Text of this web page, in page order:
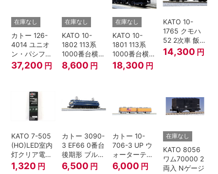
在庫なし
カトー 126-
4014 ユニオ
ン・パシフィ
ック鉄道 ビッ
グボーイ＃
37,200 円
在庫なし
KATO 10-
1802 113系
1000番台横須
賀・総武快速
線 増結4両セ
8,600 円
在庫なし
KATO 10-
1801 113系
1000番台横須
賀・総武快速
線 基本7両セ
18,300 円
KATO 10-
1765 クモハ
52 2次車 飯田
線 4両セット
Nゲージ
14,300 円
KATO 7-505
(HO)LED室内
灯クリア電球
色
1,320 円
カトー 3090-
3 EF66 0番台
後期形 ブルー
トレイン牽引
6,500 円
カトー 10-
706-3 UP ウ
ォーターテン
ダー 2両入
6,000 円
在庫なし
KATO 8056
ワム70000 2
両入 Nゲージ